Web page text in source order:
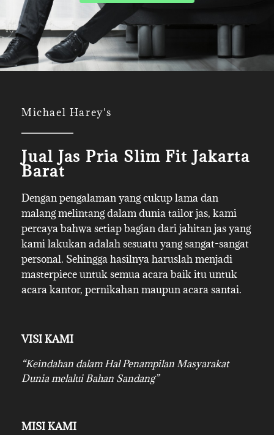
Michael Harey's
Jual Jas Pria Slim Fit Jakarta
Barat
Dengan pengalaman yang cukup lama dan
malang melintang dalam dunia tailor jas, kami
percaya bahwa setiap bagian dari jahitan jas yang
kami lakukan adalah sesuatu yang sangat-sangat
personal. Sehingga hasilnya haruslah menjadi
masterpiece untuk semua acara baik itu untuk
acara kantor, pernikahan maupun acara santai.
VISI KAMI
“Keindahan dalam Hal Penampilan Masyarakat
Dunia melalui Bahan Sandang”
MISI KAMI